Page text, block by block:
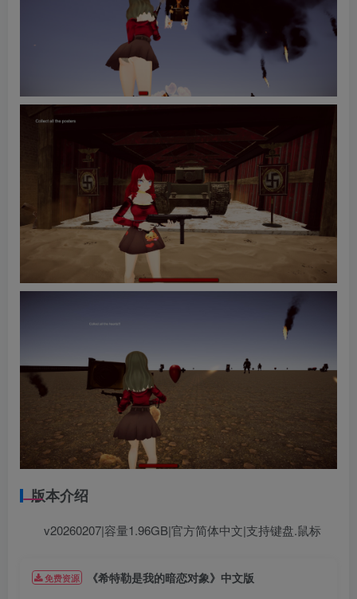
版本介绍
v20260207|容量1.96GB|官方简体中文|支持键盘.鼠标
免费资源 《希特勒是我的暗恋对象》中文版